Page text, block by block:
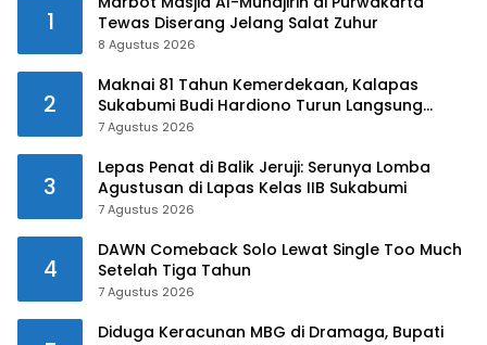
1
Tewas Diserang Jelang Salat Zuhur
8 Agustus 2026
2
Maknai 81 Tahun Kemerdekaan, Kalapas
Sukabumi Budi Hardiono Turun Langsung
Salurkan Bantuan ke Panti Asuhan
7 Agustus 2026
3
Lepas Penat di Balik Jeruji: Serunya Lomba
Agustusan di Lapas Kelas IIB Sukabumi
7 Agustus 2026
4
DAWN Comeback Solo Lewat Single Too Much
Setelah Tiga Tahun
7 Agustus 2026
Diduga Keracunan MBG di Dramaga, Bupati